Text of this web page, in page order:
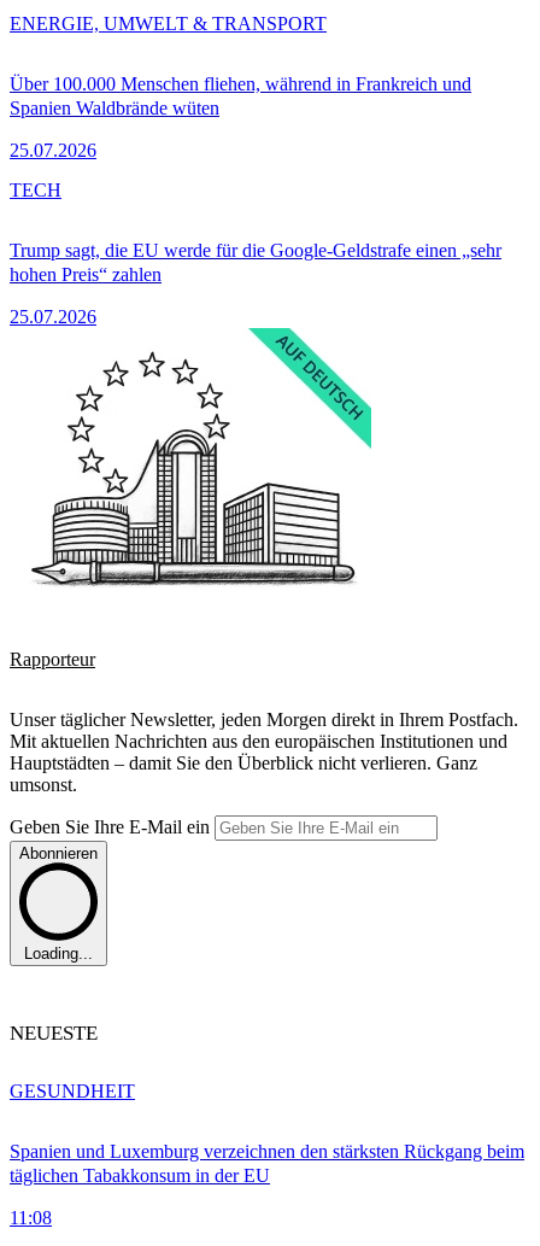
Über 100.000 Menschen fliehen, während in Frankreich und
Spanien Waldbrände wüten
25.07.2026
ENERGIE, UMWELT & TRANSPORT
Trump sagt, die EU werde für die Google-Geldstrafe einen „sehr
hohen Preis“ zahlen
25.07.2026
TECH
Rapporteur
Unser täglicher Newsletter, jeden Morgen direkt in Ihrem Postfach.
Mit aktuellen Nachrichten aus den europäischen Institutionen und
Hauptstädten – damit Sie den Überblick nicht verlieren. Ganz
umsonst.
Geben Sie Ihre E-Mail ein
Abonnieren
Loading...
NEUESTE
Spanien und Luxemburg verzeichnen den stärksten Rückgang beim
täglichen Tabakkonsum in der EU
11:08
GESUNDHEIT